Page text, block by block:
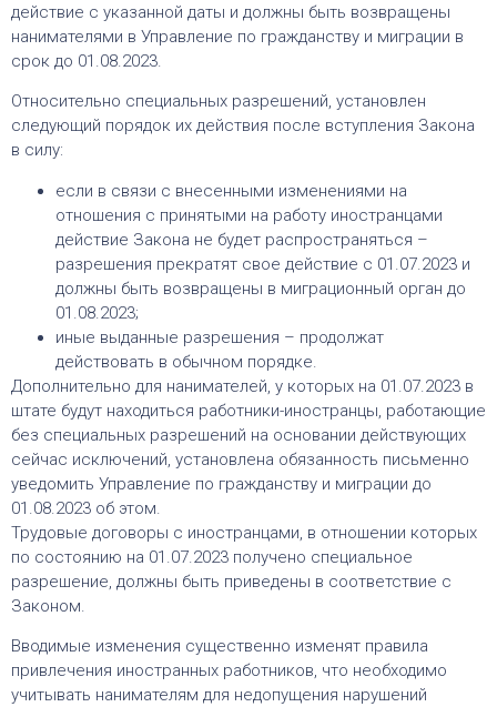
действие с указанной даты и должны быть возвращены
нанимателями в Управление по гражданству и миграции в
срок до 01.08.2023.
Относительно специальных разрешений, установлен
следующий порядок их действия после вступления Закона
в силу:
если в связи с внесенными изменениями на
отношения с принятыми на работу иностранцами
действие Закона не будет распространяться –
разрешения прекратят свое действие с 01.07.2023 и
должны быть возвращены в миграционный орган до
01.08.2023;
иные выданные разрешения – продолжат
действовать в обычном порядке.
Дополнительно для нанимателей, у которых на 01.07.2023 в
штате будут находиться работники-иностранцы, работающие
без специальных разрешений на основании действующих
сейчас исключений, установлена обязанность письменно
уведомить Управление по гражданству и миграции до
01.08.2023 об этом.
Трудовые договоры с иностранцами, в отношении которых
по состоянию на 01.07.2023 получено специальное
разрешение, должны быть приведены в соответствие с
Законом.
Вводимые изменения существенно изменят правила
привлечения иностранных работников, что необходимо
учитывать нанимателям для недопущения нарушений